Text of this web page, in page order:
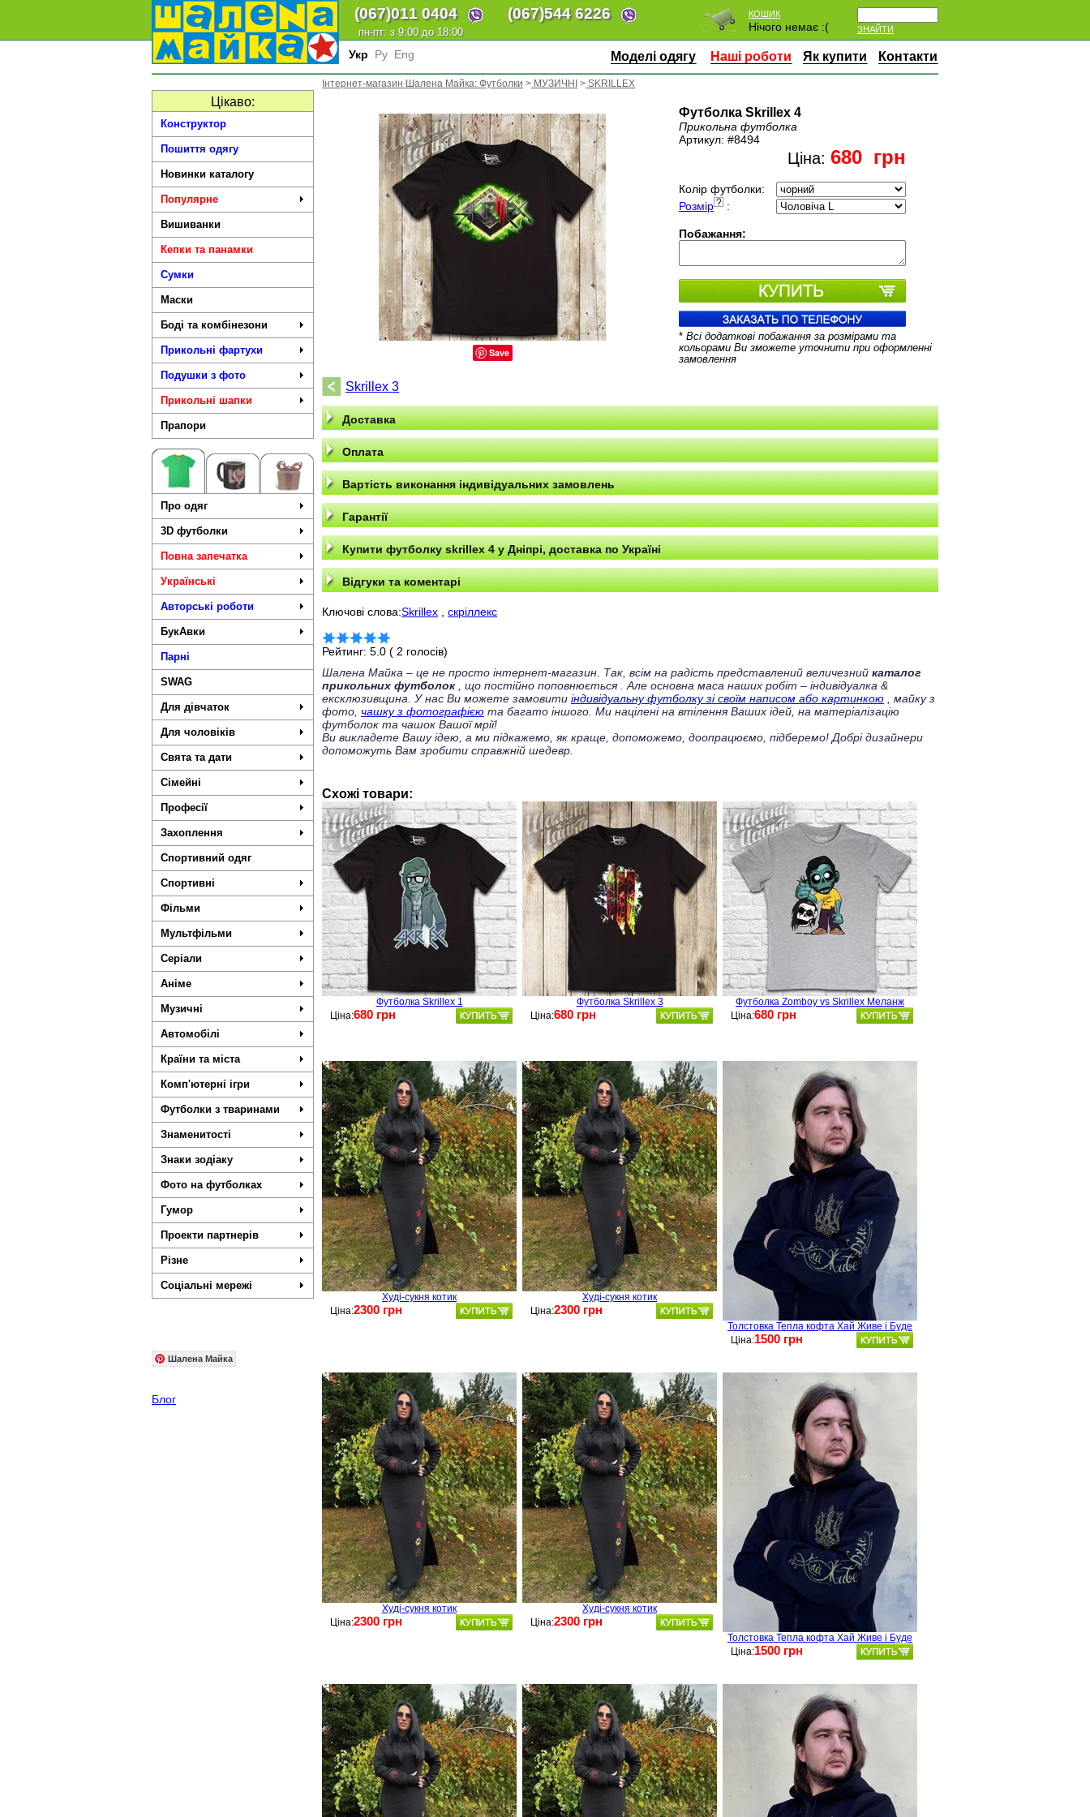
(067)011 0404 (067)544 6226
пн-пт: з 9:00 до 18:00 ЗНАЙТИ
КОШИК
Нічого немає :(
Укр Ру Eng Моделі одягу Наші роботи Як купити Контакти
Цікаво:
Конструктор
Пошиття одягу
Новинки каталогу
Популярне
Вишиванки
Кепки та панамки
Сумки
Маски
Боді та комбінезони
Прикольні фартухи
Подушки з фото
Прикольні шапки
Прапори
Про одяг
3D футболки
Повна запечатка
Українські
Авторські роботи
БукАвки
Парні
SWAG
Для дівчаток
Для чоловіків
Свята та дати
Сімейні
Професії
Захоплення
Спортивний одяг
Спортивні
Фільми
Мультфільми
Серіали
Аніме
Музичні
Автомобілі
Країни та міста
Комп'ютерні ігри
Футболки з тваринами
Знаменитості
Знаки зодіаку
Фото на футболках
Гумор
Проекти партнерів
Різне
Соціальні мережі
Шалена Майка
Блог
Інтернет-магазин Шалена Майка: Футболки > МУЗИЧНІ > SKRILLEX
Save
Футболка Skrillex 4
Прикольна футболка
Артикул: #8494
Ціна: 680 грн
Колір футболки:
Розмір
:
Побажання:
* Всі додаткові побажання за розмірами та
кольорами Ви зможете уточнити при оформленні
замовлення
Skrillex 3
Доставка
Оплата
Вартість виконання індивідуальних замовлень
Гарантії
Купити футболку skrillex 4 у Дніпрі, доставка по Україні
Відгуки та коментарі
Ключові слова:Skrillex скріллекс
Рейтинг: 5.0 ( 2 голосів)
Шалена Майка – це не просто інтернет-магазин. Так, всім на радість представлений величезний каталог
прикольних футболок, що постійно поповнюється
. Але основна маса наших робіт – індивідуалка &
ексклюзивщина. У нас Ви можете замовити індивідуальну футболку зі своїм написом або картинкою , майку з
фото, чашку з фотографією та багато іншого. Ми націлені на втілення Ваших ідей, на матеріалізацію
футболок та чашок Вашої мрії!
Ви викладете Вашу ідею, а ми підкажемо, як краще, допоможемо, доопрацюємо, підберемо! Добрі дизайнери
допоможуть Вам зробити справжній шедевр.
Схожі товари:
Футболка Skrillex 1
Ціна:680 грн
Футболка Skrillex 3
Ціна:680 грн
Футболка Zomboy vs Skrillex Меланж
Ціна:680 грн
Худі-сукня котик
Ціна:2300 грн
Худі-сукня котик
Ціна:2300 грн
Толстовка Тепла кофта Хай Живе і Буде
Ціна:1500 грн
Худі-сукня котик
Ціна:2300 грн
Худі-сукня котик
Ціна:2300 грн
Толстовка Тепла кофта Хай Живе і Буде
Ціна:1500 грн